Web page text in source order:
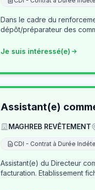
Dans le cadre du renforcement de
Je suis intéressé(e)
Assistant(e)
MAGHREB REVÊTEMENT
CDI - Contrat à Durée
Assistant(e) du Directeur
facturation. Etablissement